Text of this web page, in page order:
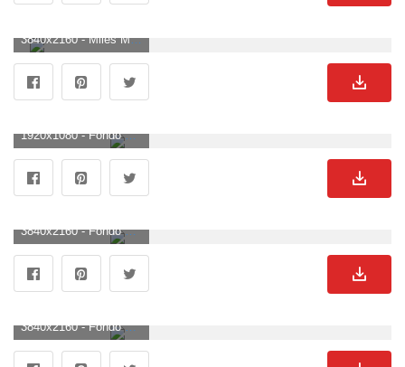
3840x2160 - Miles Morales (Spider-Man) 4K 8K HD Marvel fondo de pantalla. Imágen 4K Ultra HD de Miles Morales.
1920x1080 - Fondo de pantalla de 1920x1080. Wallpaper HD 1080p de Miles Morales.
3840x2160 - Fondo de pantalla de 3840x2160. Imágen 4K Ultra HD de Miles Morales.
3840x2160 - Fondo de pantalla de 3840x2160. Fondo para computadora 4K Ultra HD de Miles Morales.